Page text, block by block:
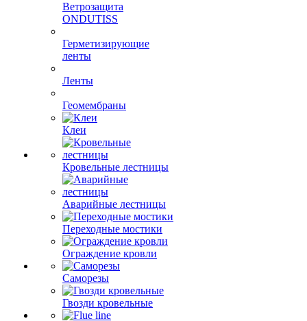
Ветрозащита
ONDUTISS
Герметизирующие
ленты
Ленты
Геомембраны
Клеи
Кровельные лестницы
Аварийные лестницы
Переходные мостики
Ограждение кровли
Саморезы
Гвозди кровельные